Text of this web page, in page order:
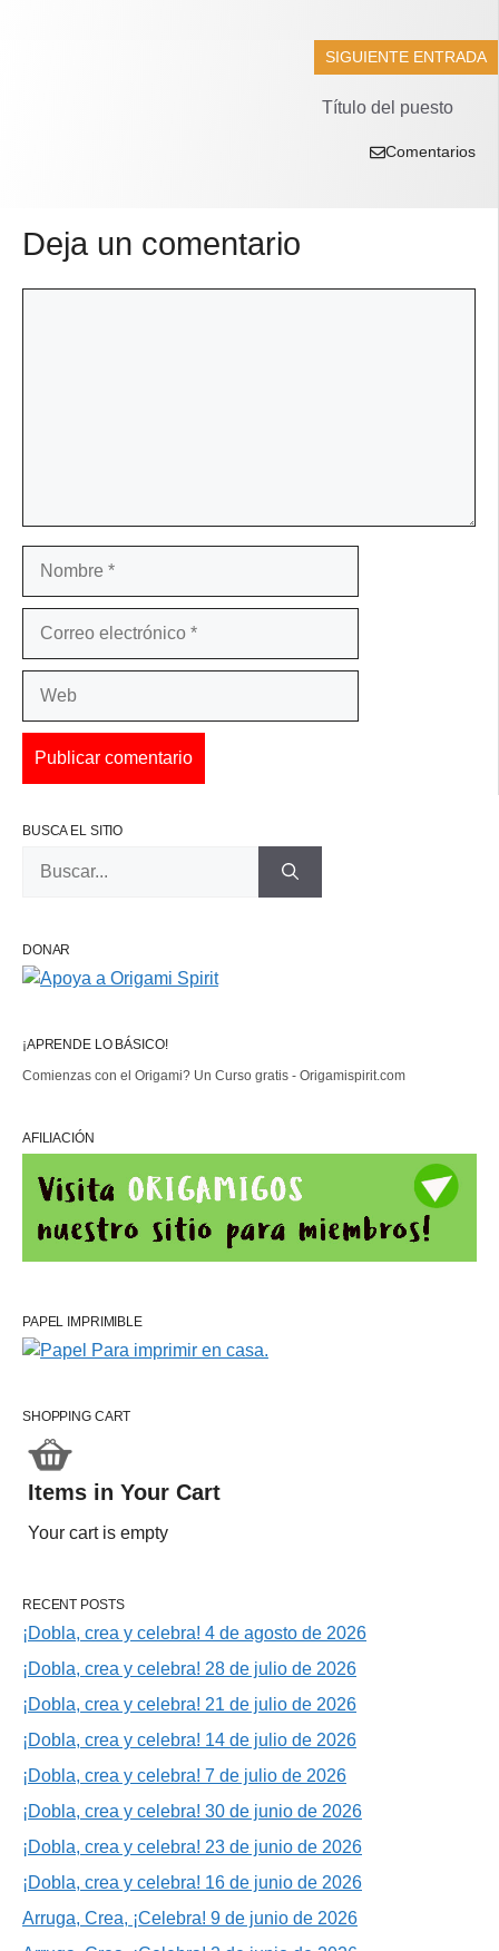
SIGUIENTE ENTRADA
Título del puesto
Comentarios
Deja un comentario
BUSCA EL SITIO
DONAR
¡APRENDE LO BÁSICO!
Comienzas con el Origami? Un Curso gratis - Origamispirit.com
AFILIACIÓN
PAPEL IMPRIMIBLE
SHOPPING CART
Items in Your Cart
Your cart is empty
RECENT POSTS
¡Dobla, crea y celebra! 4 de agosto de 2026
¡Dobla, crea y celebra! 28 de julio de 2026
¡Dobla, crea y celebra! 21 de julio de 2026
¡Dobla, crea y celebra! 14 de julio de 2026
¡Dobla, crea y celebra! 7 de julio de 2026
¡Dobla, crea y celebra! 30 de junio de 2026
¡Dobla, crea y celebra! 23 de junio de 2026
¡Dobla, crea y celebra! 16 de junio de 2026
Arruga, Crea, ¡Celebra! 9 de junio de 2026